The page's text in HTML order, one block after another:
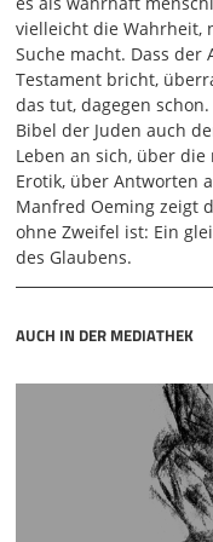
02:12
eine ziemlich heftige
das mal überblicken,
Weltgeschichte und
Testament sehr
auch wieder Phasen,
entscheidend
bahnen ist nicht so
ein bisschen Geduld
die das gemacht?
03:00
viele Bücher gibt,
wirklich gesagt hat.
ihm später in den
ganz, ganz schwierig.
gesagt, alles was
christlich ist, das ist
vielleicht die Wahrheit,
Suche macht. Dass
Testament bricht,
das tut, dagegen
Bibel der Juden auch
Leben an sich, über
Erotik, über Antworten
Manfred Oeming zeigt
ohne Zweifel ist: Ein
des Glaubens.
AUCH IN DER MEDIATHEK